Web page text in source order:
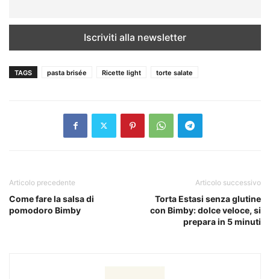
TAGS pasta brisée Ricette light torte salate
Articolo precedente
Come fare la salsa di
pomodoro Bimby
Articolo successivo
Torta Estasi senza glutine
con Bimby: dolce veloce, si
prepara in 5 minuti